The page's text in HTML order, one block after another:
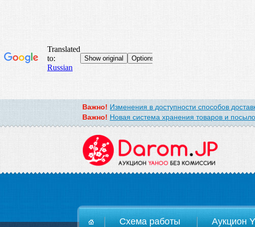
Важно! Изменения в доступности способов
Важно! Новая система хранения товаров и
Схема работы Аукцион